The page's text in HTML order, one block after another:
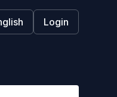
Login